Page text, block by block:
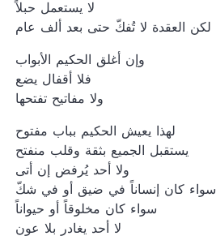
لا يستعمل حبلاً
لكن العقدة لا تُفكّ حتى بعد ألف عام
وإن أغلق الحكيم الأبواب
فلا أقفال يضع
ولا مفاتيح تفتحها
لهذا يعيش الحكيم بباب مفتوح
يستقبل الجميع بثقة وقلب منفتح
ولا أحد يُرفض إن أتى
سواء كان إنساناً في ضيق أو في شكّ
سواء كان مخلوقاً أو حيواناً
لا أحد يغادر بلا عون